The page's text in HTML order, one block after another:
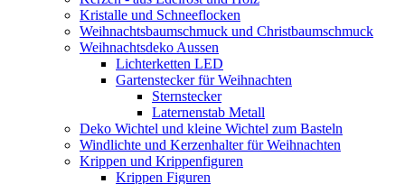
Kristalle und Schneeflocken
Weihnachtsbaumschmuck und Christbaumschmuck
Weihnachtsdeko Aussen
Lichterketten LED
Gartenstecker für Weihnachten
Sternstecker
Laternenstab Metall
Deko Wichtel und kleine Wichtel zum Basteln
Windlichte und Kerzenhalter für Weihnachten
Krippen und Krippenfiguren
Krippen Figuren